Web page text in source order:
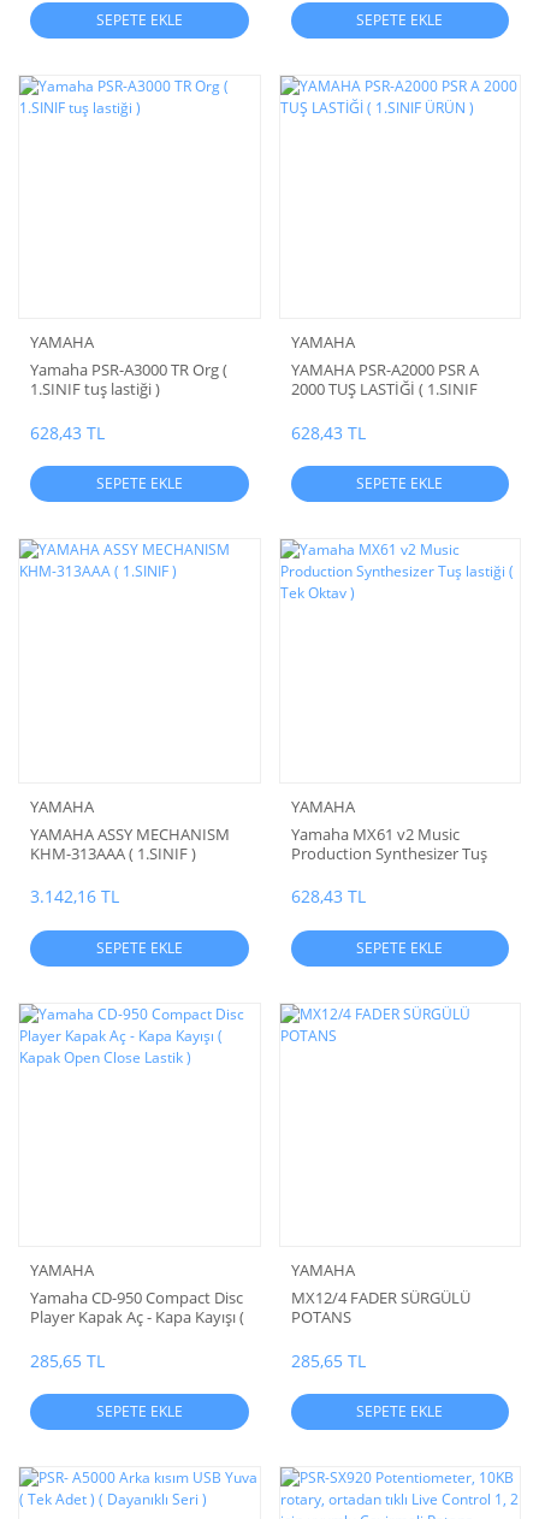
SEPETE EKLE SEPETE EKLE
YAMAHA
Yamaha PSR-A3000 TR Org (
1.SINIF tuş lastiği )
628,43 TL
SEPETE EKLE
YAMAHA
YAMAHA PSR-A2000 PSR A
2000 TUŞ LASTİĞİ ( 1.SINIF
628,43 TL
SEPETE EKLE
YAMAHA
YAMAHA ASSY MECHANISM
KHM-313AAA ( 1.SINIF )
3.142,16 TL
SEPETE EKLE
YAMAHA
Yamaha MX61 v2 Music
Production Synthesizer Tuş
628,43 TL
SEPETE EKLE
YAMAHA
Yamaha CD-950 Compact Disc
Player Kapak Aç - Kapa Kayışı (
285,65 TL
SEPETE EKLE
YAMAHA
MX12/4 FADER SÜRGÜLÜ
POTANS
285,65 TL
SEPETE EKLE